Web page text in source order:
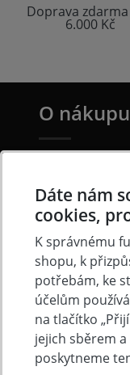
Doprava
6.000 Kč
O nákupu
Často
Obchodní
Reklamacni
Ochrana
Cookies
O
Dáte nám
cookies,
K správnému
shopu, k
potřebám, ke
účelům
na tlačítko
jejich sběrem
poskytneme